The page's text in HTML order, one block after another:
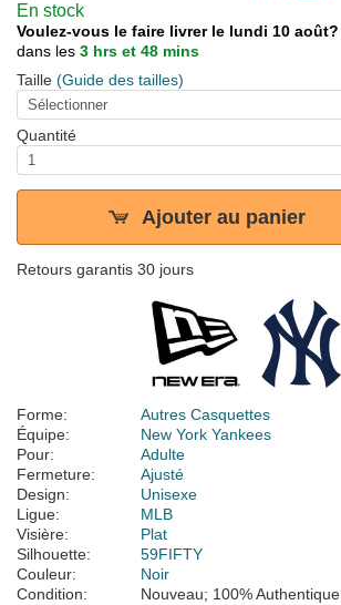
En stock
Voulez-vous le faire livrer le lundi 10 août?
dans les 3 hrs et 48 mins
Taille (Guide des tailles)
Quantité
Ajouter au panier
Retours garantis 30 jours
Forme:
Autres Casquettes
Équipe:
New York Yankees
Pour:
Adulte
Fermeture:
Ajusté
Design:
Unisexe
Ligue:
MLB
Visière:
Plat
Silhouette:
59FIFTY
Couleur:
Noir
Condition:
Nouveau; 100% Authentique